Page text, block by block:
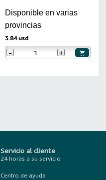
Disponible en varias
provincias
3.84 usd
- +
Servicio al cliente
24 horas a su servicio
Centro de ayuda